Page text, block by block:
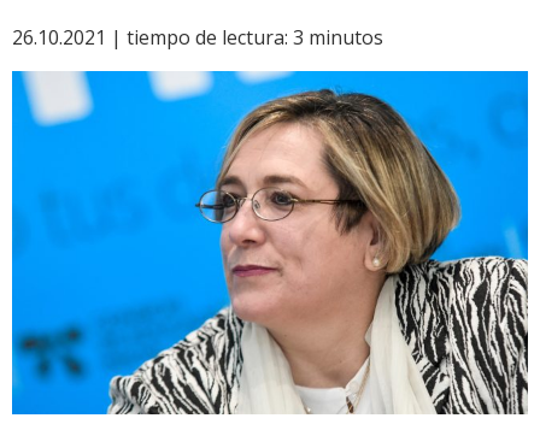
26.10.2021 | tiempo de lectura: 3 minutos